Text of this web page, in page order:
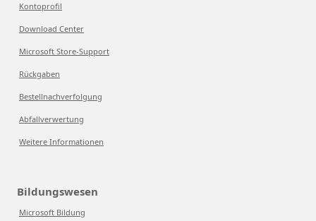
Kontoprofil
Download Center
Microsoft Store-Support
Rückgaben
Bestellnachverfolgung
Abfallverwertung
Weitere Informationen
Bildungswesen
Microsoft Bildung